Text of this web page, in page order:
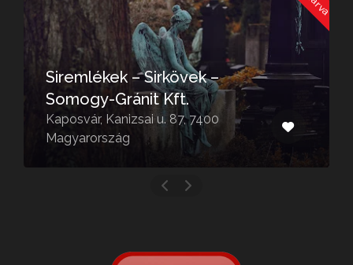
Siremlékek – Sirkövek –
Somogy-Gránit Kft.
Kaposvár, Kanizsai u. 87, 7400
Magyarország